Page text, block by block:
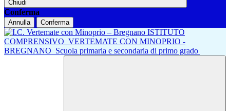
Chiudi
Conferma
Annulla Conferma
ISTITUTO
COMPRENSIVO VERTEMATE CON MINOPRIO -
BREGNANO Scuola primaria e secondaria di primo grado